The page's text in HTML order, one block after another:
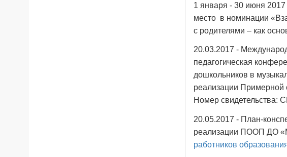
1 января - 30 июня 2017
место в номинации
с родителями – как
20.03.2017 -
педагогическая
дошкольников в
реализации Примерной
Номер свидетельства:
20.05.2017 - План-
реализации ПООП ДО
работников